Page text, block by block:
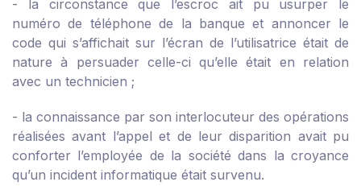
- la circonstance que l’escroc ait pu usurper le
numéro de téléphone de la banque et annoncer le
code qui s’affichait sur l’écran de l’utilisatrice était de
nature à persuader celle-ci qu’elle était en relation
avec un technicien ;
- la connaissance par son interlocuteur des opérations
réalisées avant l’appel et de leur disparition avait pu
conforter l’employée de la société dans la croyance
qu’un incident informatique était survenu.